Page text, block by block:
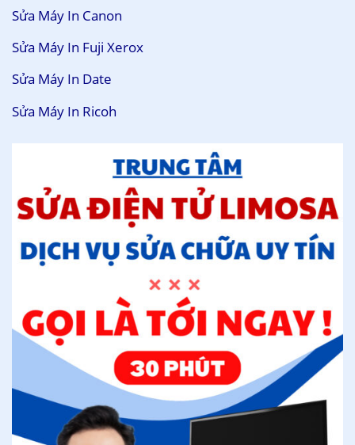
Sửa Máy In Canon
Sửa Máy In Fuji Xerox
Sửa Máy In Date
Sửa Máy In Ricoh